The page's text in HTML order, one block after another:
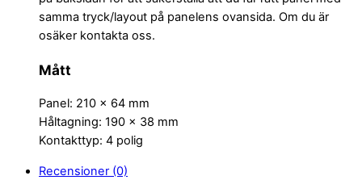
samma tryck/layout på panelens ovansida. Om du är
osäker kontakta oss.
Mått
Panel: 210 x 64 mm
Håltagning: 190 x 38 mm
Kontakttyp: 4 polig
Recensioner (0)